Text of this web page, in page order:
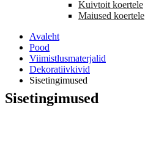
Kuivtoit koertele
Maiused koertele
Avaleht
Pood
Viimistlusmaterjalid
Dekoratiivkivid
Sisetingimused
Sisetingimused